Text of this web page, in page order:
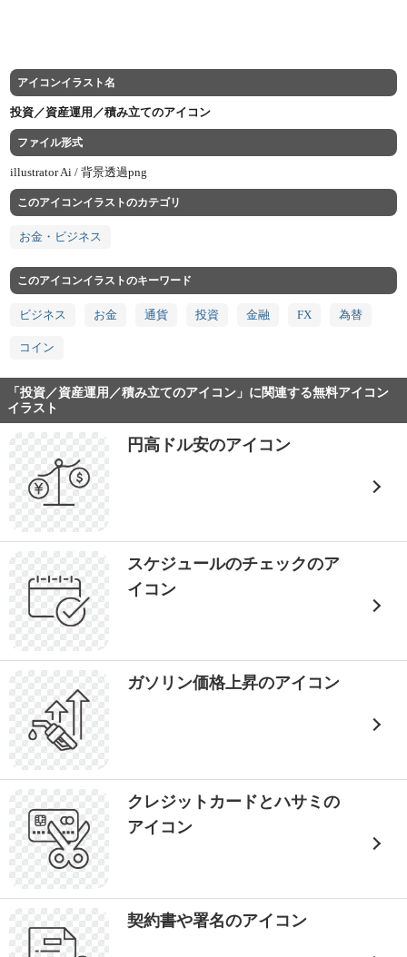
アイコンイラスト名
投資／資産運用／積み立てのアイコン
ファイル形式
illustrator Ai /背景透過png
このアイコンイラストのカテゴリ
お金・ビジネス
このアイコンイラストのキーワード
ビジネス お金 通貨 投資 金融 FX 為替
コイン
「投資／資産運用／積み立てのアイコン」に関連する無料アイコン
イラスト
円高ドル安のアイコン
スケジュールのチェックのア
イコン
ガソリン価格上昇のアイコン
クレジットカードとハサミの
アイコン
契約書や署名のアイコン